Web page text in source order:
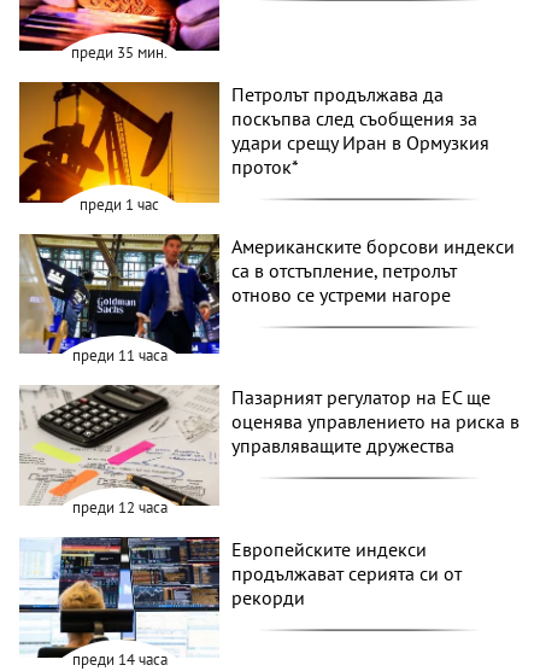
преди 35 мин.
преди 1 час
Петролът продължава да
поскъпва след съобщения за
удари срещу Иран в Ормузкия
проток*
преди 11 часа
Американските борсови индекси
са в отстъпление, петролът
отново се устреми нагоре
преди 12 часа
Пазарният регулатор на ЕС ще
оценява управлението на риска в
управляващите дружества
преди 14 часа
Европейските индекси
продължават серията си от
рекорди